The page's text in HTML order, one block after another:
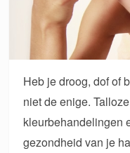
Heb je droog, dof of
niet de enige.
kleurbehandelingen
gezondheid van je